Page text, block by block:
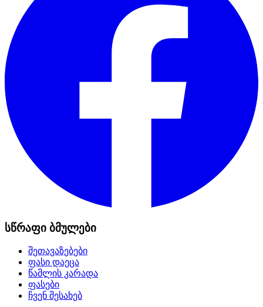
სწრაფი ბმულები
შეთავაზებები
ფასი დაეცა
წამლის კარადა
ფასები
ჩვენ შესახებ